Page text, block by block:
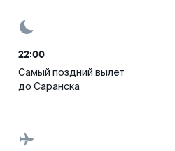
22:00
Самый поздний вылет
до Саранска